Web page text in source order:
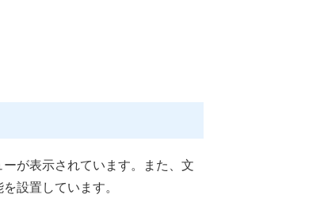
が表示されています。また、文
設置しています。